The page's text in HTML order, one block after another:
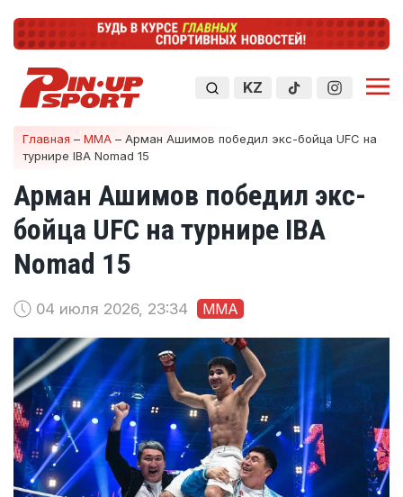
KZ
Главная – ММА – Арман Ашимов победил экс-бойца UFC на
турнире IBA Nomad 15
Арман Ашимов победил экс-
бойца UFC на турнире IBA
Nomad 15
04 июля 2026, 23:34 ММА